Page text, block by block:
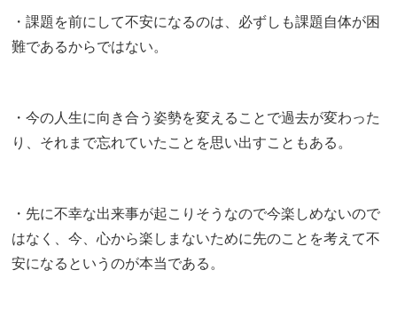
・課題を前にして不安になるのは、必ずしも課題自体が困
難であるからではない。
・今の人生に向き合う姿勢を変えることで過去が変わった
り、それまで忘れていたことを思い出すこともある。
・先に不幸な出来事が起こりそうなので今楽しめないので
はなく、今、心から楽しまないために先のことを考えて不
安になるというのが本当である。